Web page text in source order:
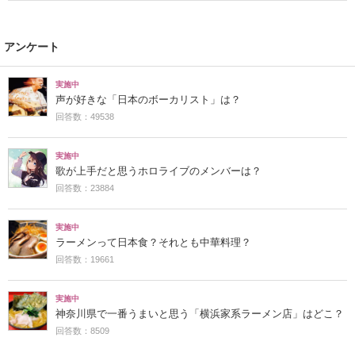
アンケート
実施中
声が好きな「日本のボーカリスト」は？
回答数：49538
実施中
歌が上手だと思うホロライブのメンバーは？
回答数：23884
実施中
ラーメンって日本食？それとも中華料理？
回答数：19661
実施中
神奈川県で一番うまいと思う「横浜家系ラーメン店」はどこ？
回答数：8509